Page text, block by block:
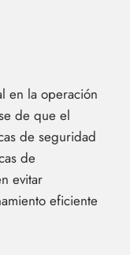
en la operación
de que el
de seguridad
de
evitar
eficiente